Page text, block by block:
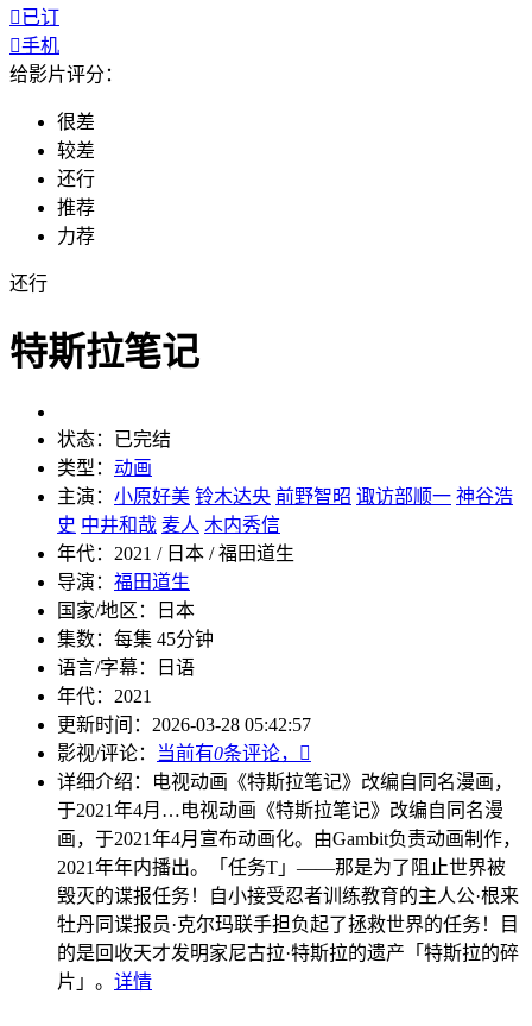
已订
手机
给影片评分：
很差
较差
还行
推荐
力荐
还行
特斯拉笔记
状态： 已完结
类型： 动画
主演： 小原好美 铃木达央 前野智昭 诹访部顺一 神谷浩
史 中井和哉 麦人 木内秀信
年代： 2021 / 日本 / 福田道生
导演： 福田道生
国家/地区：
日本
集数： 每集 45分钟
语言/字幕：
日语
年代： 2021
更新时间： 2026-03-28 05:42:57
影视/评论：
当前有0条评论，

详细介绍：
电视动画《特斯拉笔记》改编自同名漫画，
于2021年4月…电视动画《特斯拉笔记》改编自同名漫
画，于2021年4月宣布动画化。由Gambit负责动画制作，
2021年年内播出。「任务T」——那是为了阻止世界被
毁灭的谍报任务！自小接受忍者训练教育的主人公·根来
牡丹同谍报员·克尔玛联手担负起了拯救世界的任务！目
的是回收天才发明家尼古拉·特斯拉的遗产「特斯拉的碎
片」。 详情